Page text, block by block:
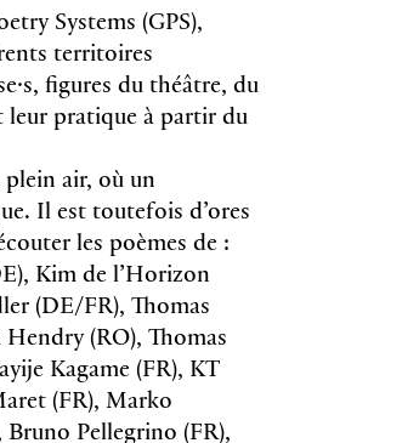
Systems (GPS),
territoires
figures du théâtre, du
leur pratique à partir du
air, où un
Il est toutefois d’ores
les poèmes de :
Kim de l’Horizon
(DE/FR), Thomas
(RO), Thomas
Kagame (FR), KT
(FR), Marko
Pellegrino (FR),